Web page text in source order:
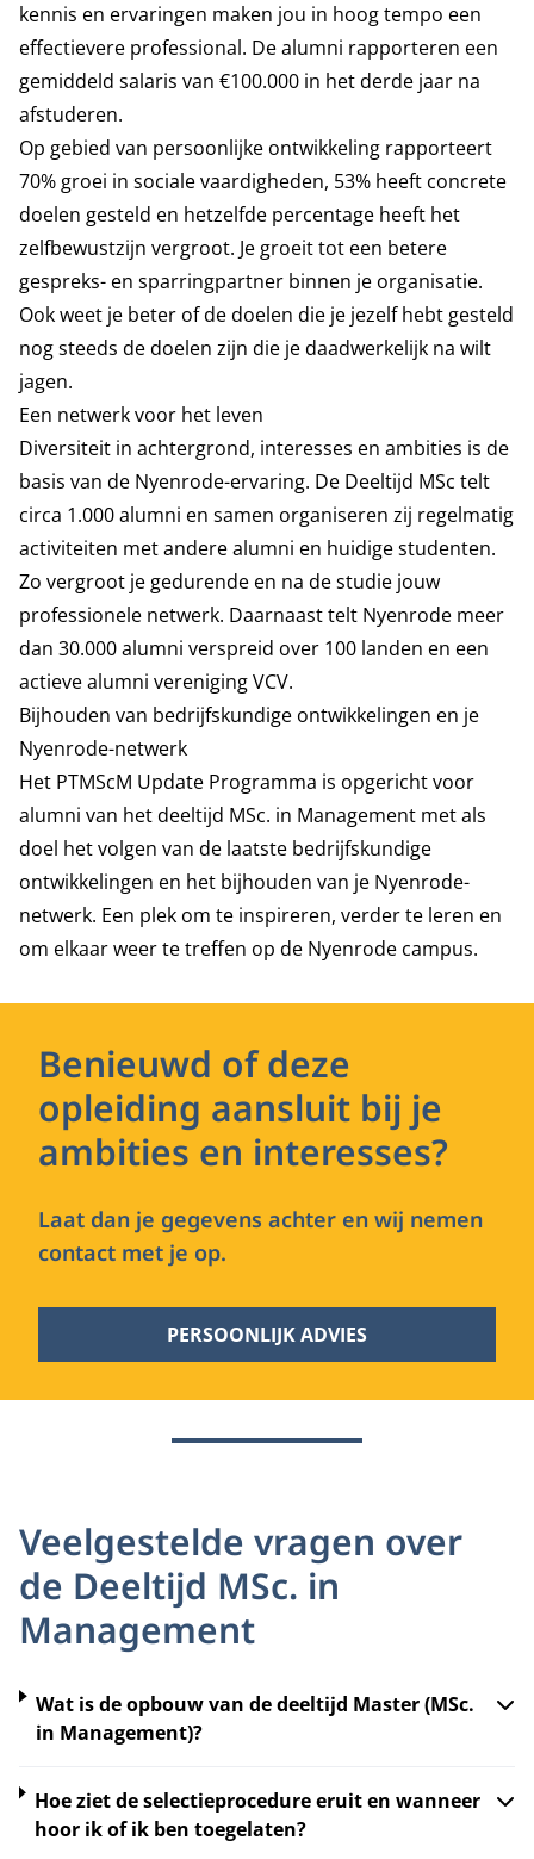
kennis en ervaringen maken jou in hoog tempo een
effectievere professional. De alumni rapporteren een
gemiddeld salaris van €100.000 in het derde jaar na
afstuderen.
Op gebied van persoonlijke ontwikkeling rapporteert
70% groei in sociale vaardigheden, 53% heeft concrete
doelen gesteld en hetzelfde percentage heeft het
zelfbewustzijn vergroot. Je groeit tot een betere
gespreks- en sparringpartner binnen je organisatie.
Ook weet je beter of de doelen die je jezelf hebt gesteld
nog steeds de doelen zijn die je daadwerkelijk na wilt
jagen.
Een netwerk voor het leven
Diversiteit in achtergrond, interesses en ambities is de
basis van de Nyenrode-ervaring. De Deeltijd MSc telt
circa 1.000 alumni en samen organiseren zij regelmatig
activiteiten met andere alumni en huidige studenten.
Zo vergroot je gedurende en na de studie jouw
professionele netwerk. Daarnaast telt Nyenrode meer
dan 30.000 alumni verspreid over 100 landen en een
actieve alumni verenigingVCV.
Bijhouden van bedrijfskundige ontwikkelingen en je
Nyenrode-netwerk
Het PTMScM Update Programma is opgericht voor
alumni van het deeltijd MSc. in Management met als
doel het volgen van de laatste bedrijfskundige
ontwikkelingen en het bijhouden van je Nyenrode-
netwerk. Een plek om te inspireren, verder te leren en
om elkaar weer te treffen op de Nyenrode campus.
Benieuwd of deze
opleiding aansluit bij je
ambities en interesses?
Laat dan je gegevens achter en wij nemen
contact met je op.
PERSOONLIJK ADVIES
Veelgestelde vragen over
de Deeltijd MSc. in
Management
Wat is de opbouw van de deeltijd Master (MSc.
in Management)?
Hoe ziet de selectieprocedure eruit en wanneer
hoor ik of ik ben toegelaten?